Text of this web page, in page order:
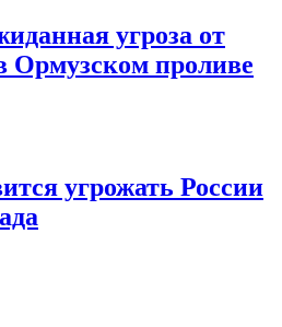
угроза от
Ормузском проливе
угрожать России